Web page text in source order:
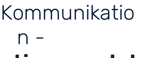
Kommunikatio
n -